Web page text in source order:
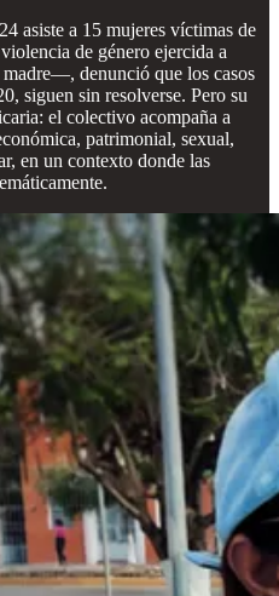
asiste a 15 mujeres víctimas de
de género ejercida a
denunció que los casos
siguen sin resolverse. Pero su
el colectivo acompaña a
patrimonial, sexual,
en un contexto donde las